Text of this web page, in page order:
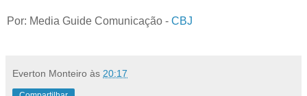
Por: Media Guide Comunicação - CBJ
Everton Monteiro às 20:17